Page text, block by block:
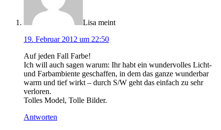
Lisa meint
19. Februar 2012 um 22:50
Auf jeden Fall Farbe!
Ich will auch sagen warum: Ihr habt ein wundervolles Licht-
und Farbambiente geschaffen, in dem das ganze wunderbar
warm und tief wirkt – durch S/W geht das einfach zu sehr
verloren.
Tolles Model, Tolle Bilder.
Antworten